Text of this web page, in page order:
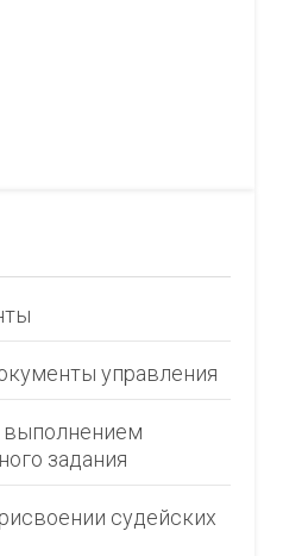
управления
выполнением
задания
судейских